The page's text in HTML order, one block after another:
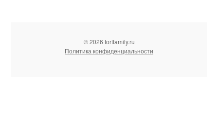
© 2026 tortfamily.ru
Политика конфиденциальности